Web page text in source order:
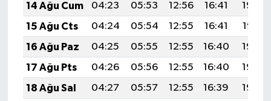
14 Ağu Cum
04:23 05:53 12:56 16:41
19:48
15 Ağu Cts
04:24 05:54 12:55 16:41
19:47
16 Ağu Paz
04:25 05:55 12:55 16:40
19:45
17 Ağu Pts
04:26 05:56 12:55 16:40
19:44
18 Ağu Sal
04:27 05:57 12:55 16:39
19:43